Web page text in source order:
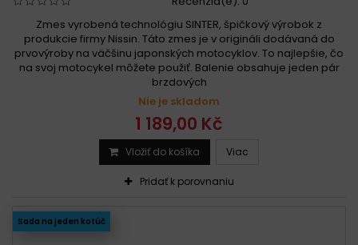
Zmes vyrobená technológiu SINTER, špičkový výrobok z
produkcie firmy Nissin. Táto zmes je v origináli dodávaná do
prvovýroby na väčšinu japonských motocyklov. To najlepšie, čo
na svoj motocykel môžete použiť. Balenie obsahuje jeden pár
brzdových
Nie je skladom
1 189,00 Kč
Vložiť do košíka Viac
Pridať k porovnaniu
Sada na jeden kotúč